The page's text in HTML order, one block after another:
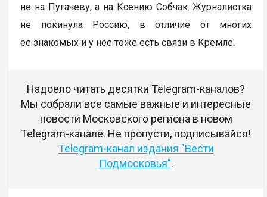
не на Пугачеву, а на Ксению Собчак. Журналистка
не покинула Россию, в отличие от многих
ее знакомых и у нее тоже есть связи в Кремле.
Надоело читать десятки Telegram-каналов?
Мы собрали все самые важные и интересные
новости Московского региона в новом
Telegram-канале. Не пропусти, подписывайся!
Telegram-канал издания "Вести
Подмосковья".